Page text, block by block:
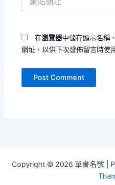
在瀏覽器中儲存顯示名稱
網址，以供下次發佈留言時使
Copyright © 2026 單書名號 |